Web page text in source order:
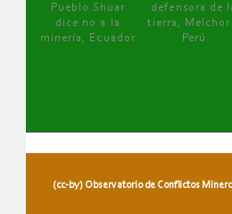
Pueblo Shuar
dice no a la
minería, Ecuador
defensora de
tierra,
Perú
(cc-by) Observatorio de Conflictos